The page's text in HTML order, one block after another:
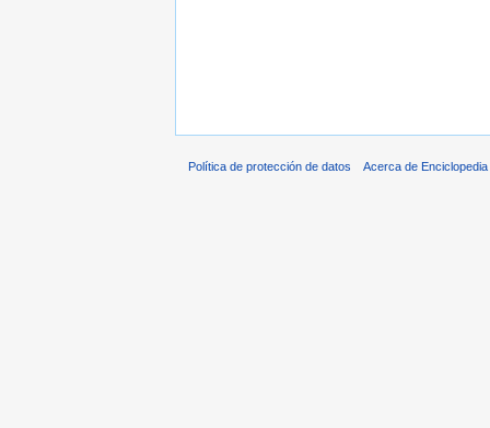
Política de protección de datos Acerca de